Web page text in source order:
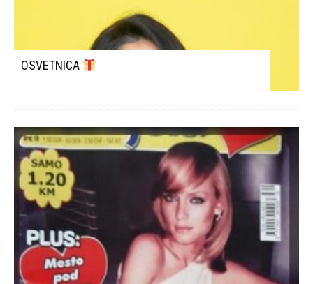
OSVETNICA